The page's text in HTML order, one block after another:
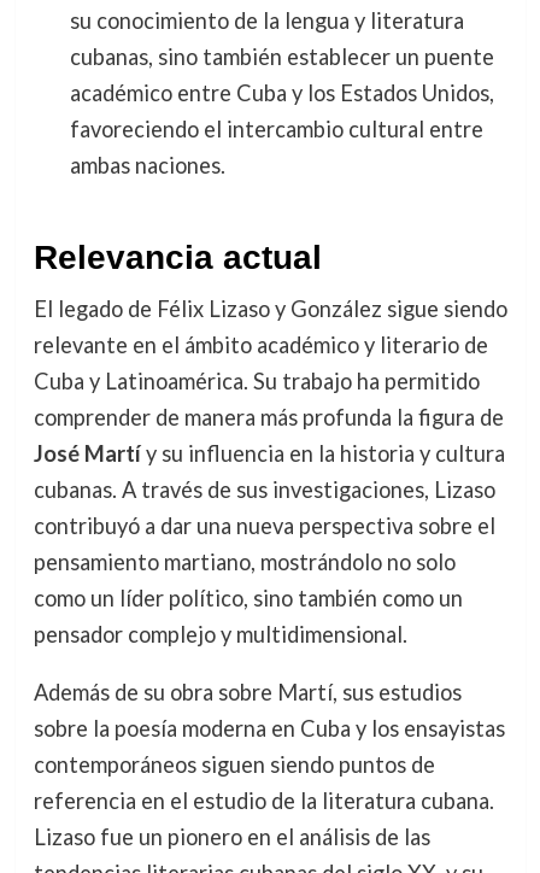
su conocimiento de la lengua y literatura
cubanas, sino también establecer un puente
académico entre Cuba y los Estados Unidos,
favoreciendo el intercambio cultural entre
ambas naciones.
Relevancia actual
El legado de Félix Lizaso y González sigue siendo
relevante en el ámbito académico y literario de
Cuba y Latinoamérica. Su trabajo ha permitido
comprender de manera más profunda la figura de
José Martíy su influencia en la historia y cultura
cubanas. A través de sus investigaciones, Lizaso
contribuyó a dar una nueva perspectiva sobre el
pensamiento martiano, mostrándolo no solo
como un líder político, sino también como un
pensador complejo y multidimensional.
Además de su obra sobre Martí, sus estudios
sobre la poesía moderna en Cuba y los ensayistas
contemporáneos siguen siendo puntos de
referencia en el estudio de la literatura cubana.
Lizaso fue un pionero en el análisis de las